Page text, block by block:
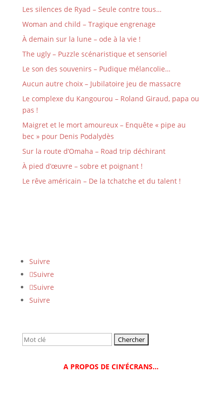
Les silences de Ryad – Seule contre tous…
Woman and child – Tragique engrenage
À demain sur la lune – ode à la vie !
The ugly – Puzzle scénaristique et sensoriel
Le son des souvenirs – Pudique mélancolie…
Aucun autre choix – Jubilatoire jeu de massacre
Le complexe du Kangourou – Roland Giraud, papa ou
pas !
Maigret et le mort amoureux – Enquête « pipe au
bec » pour Denis Podalydès
Sur la route d’Omaha – Road trip déchirant
À pied d’œuvre – sobre et poignant !
Le rêve américain – De la tchatche et du talent !
Suivre
Suivre
Suivre
Suivre
Rechercher:
A PROPOS DE CIN’ÉCRANS…